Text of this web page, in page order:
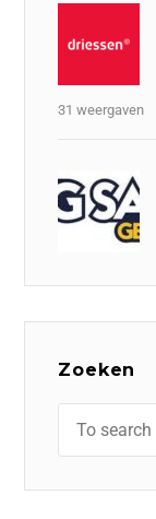
31 weergaven
Zoeken